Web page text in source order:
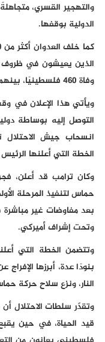
والتهجير القسري،
الدولية بوقفها.
الذين يعيشون في ظروف
وفاة 460 فلسطينيًا، بينهم 154 طفلًا، وفق إحصاءات الوزارة.
ويأتي هذا الإعلان في
التوصل إليه بوساطة
انسحاب جيش الاحتلال
الخطة التي أعلنها
وكان ترامب قد أعلن،
حماس لتنفيذ المرحلة
بعد مفاوضات غير
وتحت إشراف أميركي.
بنودًا عدة، أبرزها
النار، ونزع سلاح حركة